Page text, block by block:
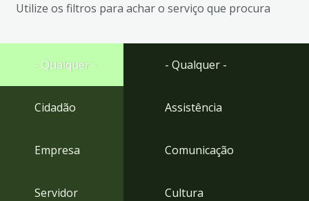
busca
Ir
rodapé
Utilize os filtros para achar o serviço que procura
- Qualquer -
Cidadão
Empresa
Servidor
- Qualquer -
Assistência
Comunicação
Cultura